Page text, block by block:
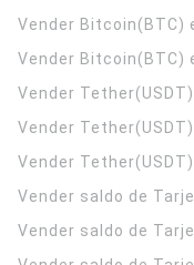
Vender Bitcoin(BTC)
Vender Bitcoin(BTC)
Vender
Vender
Vender
Vender saldo de
Vender saldo de